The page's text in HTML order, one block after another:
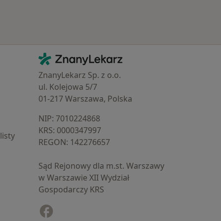
Kontakt
ZnanyLekarz - Strona główna
ZnanyLekarz Sp. z o.o.
ul. Kolejowa 5/7
01-217 Warszawa, Polska
NIP: ⁠7010224868
KRS: ⁠0000347997
REGON: ⁠142276657
Sąd Rejonowy dla m.st. Warszawy
w Warszawie XII Wydział
Gospodarczy KRS